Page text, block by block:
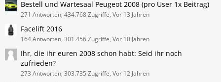
Bestell und Wartesaal Peugeot 2008 (pro User 1x Beitrag)
271 Antworten, 434.768 Zugriffe, Vor 13 Jahren
Facelift 2016
164 Antworten, 301.456 Zugriffe, Vor 10 Jahren
Ihr, die ihr euren 2008 schon habt: Seid ihr noch
zufrieden?
273 Antworten, 303.735 Zugriffe, Vor 12 Jahren